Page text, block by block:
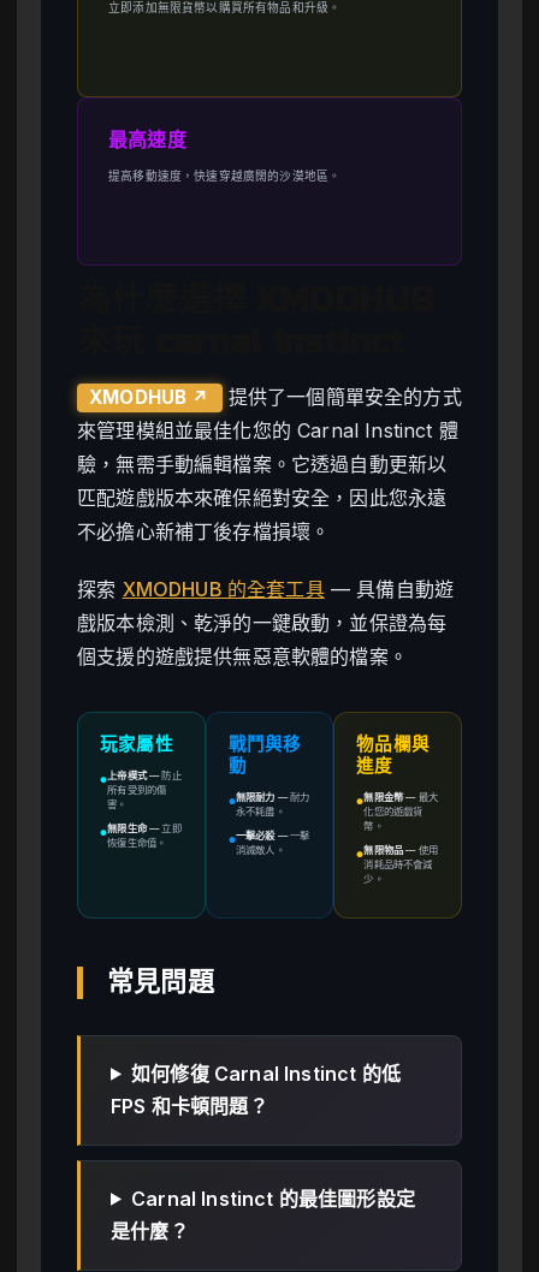
立即添加無限貨幣以購買所有物品和升級。
最高速度
提高移動速度，快速穿越廣闊的沙漠地區。
XMODHUB ↗
提供了一個簡單安全的方式
來管理模組並最佳化您的 Carnal Instinct 體
驗，無需手動編輯檔案。它透過自動更新以
匹配遊戲版本來確保絕對安全，因此您永遠
不必擔心新補丁後存檔損壞。
探索 XMODHUB 的全套工具— 具備自動遊
戲版本檢測、乾淨的一鍵啟動，並保證為每
個支援的遊戲提供無惡意軟體的檔案。
玩家屬性
● 上帝模式— 防止
所有受到的傷
害。
●無限生命— 立即
恢復生命值。
戰鬥與移
動
●無限耐力 —耐力
永不耗盡。
●一擊必殺—一擊
消滅敵人。
物品欄與
進度
●無限金幣— 最大
化您的遊戲貨
幣。
●無限物品 — 使用
消耗品時不會減
少。
常見問題
如何修復 Carnal Instinct 的低
FPS 和卡頓問題？
Carnal Instinct 的最佳圖形設定
是什麼？